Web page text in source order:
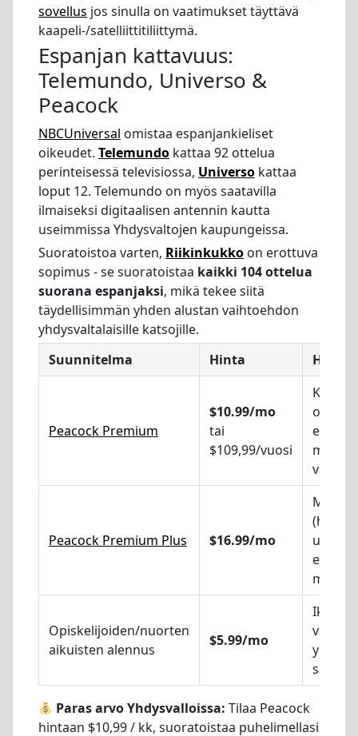
sovellus jos sinulla on vaatimukset täyttävä
kaapeli-/satelliittitiliittymä.
Espanjan kattavuus:
Telemundo, Universo &
Peacock
NBCUniversal omistaa espanjankieliset
oikeudet. Telemundo kattaa 92 ottelua
perinteisessä televisiossa, Universo kattaa
loput 12. Telemundo on myös saatavilla
ilmaiseksi digitaalisen antennin kautta
useimmissa Yhdysvaltojen kaupungeissa.
Suoratoistoa varten, Riikinkukko on erottuva
sopimus - se suoratoistaa kaikki 104 ottelua
suorana espanjaksi, mikä tekee siitä
täydellisimmän yhden alustan vaihtoehdon
yhdysvaltalaisille katsojille.
Suunnitelma
Hinta
Peacock Premium
$10.99/mo
tai
$109,99/vuosi
Kaikki
ottelua
Peacock Premium Plus $16.99/mo
Opiskelijoiden/nuorten
aikuisten alennus
$5.99/mo
Ikä 18-
Paras arvo Yhdysvalloissa: Tilaa Peacock
hintaan $10,99 / kk, suoratoistaa puhelimellasi